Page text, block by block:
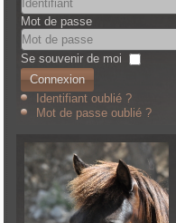
Mot de passe
Se souvenir de moi
Connexion
Identifiant oublié ?
Mot de passe oublié ?